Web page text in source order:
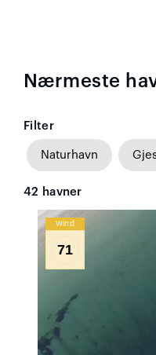
Nærmeste
Filter
Naturhavn
42 havner
Wind
71